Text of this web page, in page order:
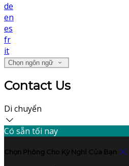
de
en
es
fr
it
Chọn ngôn ngữ
Contact Us
Di chuyển
Có sẵn tối nay
Chọn Phòng Cho Kỳ Nghỉ Của Bạn